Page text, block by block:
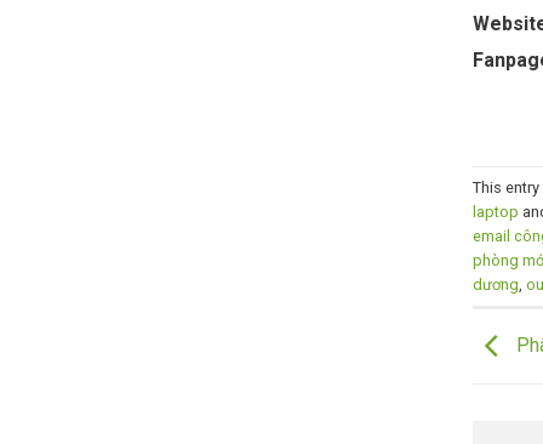
This
laptop
email
phòng
dương